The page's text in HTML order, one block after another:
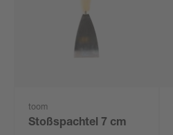
toom
Stoßspachtel 7 cm